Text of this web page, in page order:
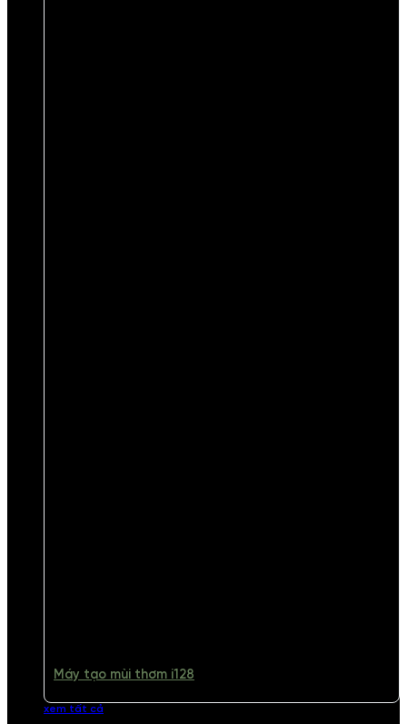
Máy tạo mùi thơm i128
xem tất cả